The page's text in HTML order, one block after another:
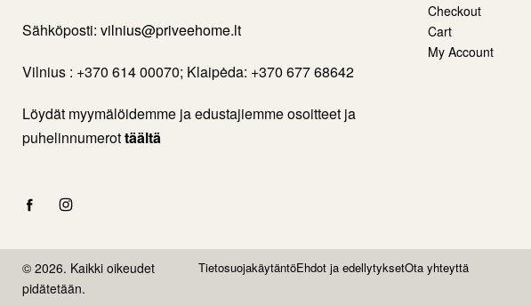
Sähköposti: vilnius@priveehome.lt
Vilnius : +370 614 00070; Klaipėda: +370 677 68642
Löydät myymälöidemme ja edustajiemme osoitteet ja
puhelinnumerottäältä
Checkout
Cart
My Account
© 2026. Kaikki oikeudet
pidätetään.
TietosuojakäytäntöEhdot ja edellytyksetOta yhteyttä